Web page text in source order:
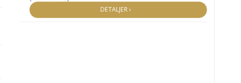
DETALJER ›